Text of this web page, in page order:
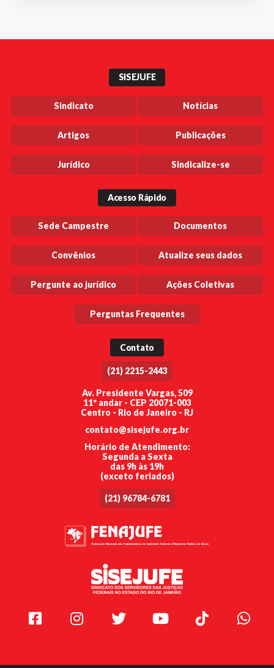
SISEJUFE
Sindicato Notícias
Artigos Publicações
Jurídico Sindicalize-se
Acesso Rápido
Sede Campestre Documentos
Convênios Atualize seus dados
Pergunte ao jurídico Ações Coletivas
Perguntas Frequentes
Contato
(21) 2215-2443
Av. Presidente Vargas, 509
11º andar - CEP 20071-003
Centro - Rio de Janeiro - RJ
contato@sisejufe.org.br
Horário de Atendimento:
Segunda a Sexta
das 9h às 19h
(exceto feriados)
(21) 96784-6781
Facebook Instagram Twitter Youtube TikTok